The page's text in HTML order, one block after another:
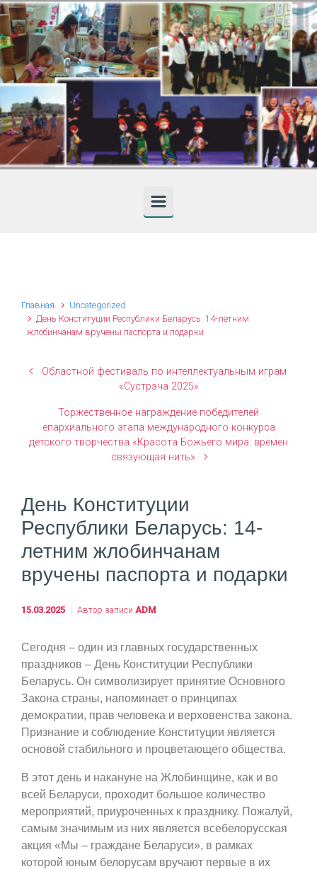
Skip to main content
Главная
Uncategorized
День Конституции Республики Беларусь: 14-летним
жлобинчанам вручены паспорта и подарки
Областной фестиваль по интеллектуальным играм
«Сустрэча 2025»
Торжественное награждение победителей
епархиального этапа международного конкурса
детского творчества «Красота Божьего мира: времен
связующая нить»
День Конституции
Республики Беларусь: 14-
летним жлобинчанам
вручены паспорта и подарки
15.03.2025 Автор записи ADM
Сегодня – один из главных государственных
праздников – День Конституции Республики
Беларусь. Он символизирует принятие Основного
Закона страны, напоминает о принципах
демократии, прав человека и верховенства закона.
Признание и соблюдение Конституции является
основой стабильного и процветающего общества.
В этот день и накануне на Жлобинщине, как и во
всей Беларуси, проходит большое количество
мероприятий, приуроченных к празднику. Пожалуй,
самым значимым из них является всебелорусская
акция «Мы – граждане Беларуси», в рамках
которой юным белорусам вручают первые в их